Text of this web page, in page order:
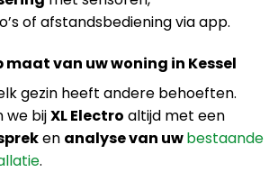
of afstandsbediening via app.
maat van uw woning in Kessel
gezin heeft andere behoeften.
we bijXL Electro altijd met een
en analyse van uwbestaande
.